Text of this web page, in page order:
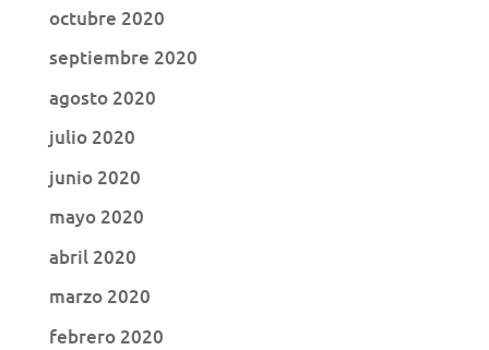
octubre 2020
septiembre 2020
agosto 2020
julio 2020
junio 2020
mayo 2020
abril 2020
marzo 2020
febrero 2020